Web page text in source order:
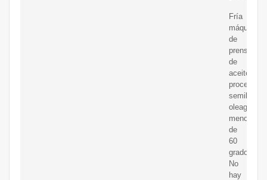
Fría
máquina
de
prensado
de
aceite
procesará
semillas
menos
de
60
grados.
No
hay